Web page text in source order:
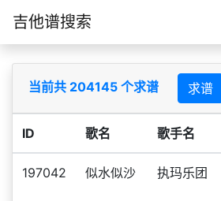
吉他谱搜索
当前共 204145 个求谱 求谱
ID 歌名 歌手名
197042 似水似沙 执玛乐团